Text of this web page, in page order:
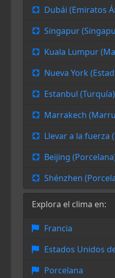
Dubái (Emiratos
Singapur
Kuala Lumpur
Nueva York
Estanbul (Turquía)
Marrakech
Llevar a la fuerza
Beijing
Shénzhen
Explora el clima en:
Francia
Estados Unidos
Porcelana